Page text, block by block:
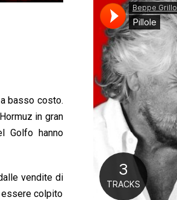
5
2
0
basso costo.
in gran
Golfo hanno
vendite di
essere colpito